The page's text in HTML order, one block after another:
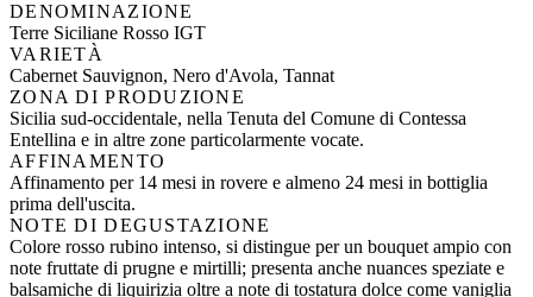
DENOMINAZIONE
Terre Siciliane Rosso IGT
VARIETÀ
Cabernet Sauvignon, Nero d'Avola, Tannat
ZONA DI PRODUZIONE
Sicilia sud-occidentale, nella Tenuta del Comune di Contessa
Entellina e in altre zone particolarmente vocate.
AFFINAMENTO
Affinamento per 14 mesi in rovere e almeno 24 mesi in bottiglia
prima dell'uscita.
NOTE DI DEGUSTAZIONE
Colore rosso rubino intenso, si distingue per un bouquet ampio con
note fruttate di prugne e mirtilli; presenta anche nuances speziate e
balsamiche di liquirizia oltre a note di tostatura dolce come vaniglia